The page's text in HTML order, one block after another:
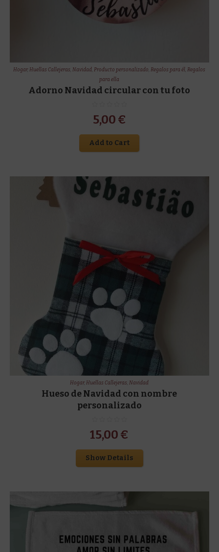
Hogar,Huellas Callejeras,Navidad,Producto personalizado,Regalos para él,Regalos
para ella
Adorno Navidad circular con tu foto
5,00 €
Add to Cart
Hogar,Huellas Callejeras,Navidad
Hueso de Navidad con nombre
personalizado
15,00 €
Show Details